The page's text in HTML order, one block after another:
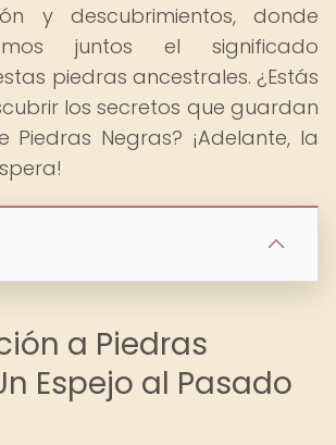
y descubrimientos, donde
juntos el significado
piedras ancestrales. ¿Estás
los secretos que guardan
Piedras Negras? ¡Adelante, la
a Piedras
Espejo al Pasado